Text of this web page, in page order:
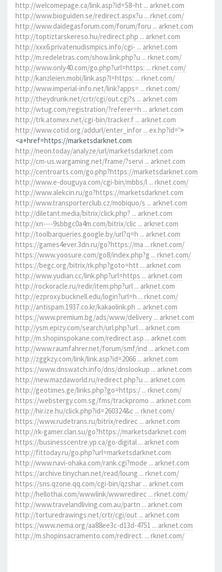
http://welcomepage.ca/link.asp?id=58~ht ... arknet.com
http://www.bioguiden.se/redirect.aspx?u ... rknet.com/
http://www.daidegasforum.com/forum/foru ... arknet.com
http://toptiztarskereso.hu/redirect.php ... arknet.com
http://xxx6.privatenudismpics.info/cgi- ... arknet.com
http://m.redeletras.com/show.link.php?u ... rknet.com/
http://www.only40.com/go.php?url=https: ... rknet.com/
http://kanzleien.mobi/link.asp?l=https: ... rknet.com/
http://www.imperial-info.net/link?apps= ... rknet.com/
http://theydrunk.net/crtr/cgi/out.cgi?s ... arknet.com
http://wtug.com/registration/?referer=h ... arknet.com
http://trk.atomex.net/cgi-bin/tracker.f ... arknet.com
http://www.cotid.org/addurl/enter_infor ... ex.hp?id='>
<a+href=https://marketsdarknet.com
http://neon.today/analyze/url/marketsdarknet.com
http://cm-us.wargaming.net/frame/?servi ... arknet.com
http://centroarts.com/go.php?https://marketsdarknet.com
http://www.e-douguya.com/cgi-bin/mbbs/l ... rknet.com/
http://www.alekcin.ru/go?https://marketsdarknet.com
http://www.transporterclub.cz/mobiquo/s ... arknet.com
http://diletant.media/bitrix/click.php? ... arknet.com
http://xn----9sbbgc0a4m.com/bitrix/clic ... arknet.com
http://toolbarqueries.google.by/url?q=h ... arknet.com
https://games4ever.3dn.ru/go?https://ma ... rknet.com/
https://www.yoosure.com/go8/index.php?g ... rknet.com/
https://begc.org/bitrix/rk.php?goto=htt ... arknet.com
http://www.yudian.cc/link.php?url=https ... arknet.com
http://rockoracle.ru/redir/item.php?url ... arknet.com
http://ezproxy.bucknell.edu/login?url=h ... rknet.com/
http://antispam.1937.co.kr/kakaolink.ph ... arknet.com
https://www.premium.bg/ads/www/delivery ... arknet.com
http://ysm.epizy.com/search/url.php?url ... arknet.com
http://m.shopinspokane.com/redirect.asp ... arknet.com
http://www.raumfahrer.net/forum/smf/ind ... arknet.com
http://zggkzy.com/link/link.asp?id=2066 ... arknet.com
https://www.dnswatch.info/dns/dnslookup ... arknet.com
http://new.mazdaworld.ru/redirect.php?u ... arknet.com
http://geotimes.ge/links.php?go=https:/ ... rknet.com/
https://webstergy.com.sg/fms/trackpromo ... arknet.com
http://hir.ize.hu/click.php?id=260324&c ... rknet.com/
https://www.rudetrans.ru/bitrix/redirec ... arknet.com
http://rk-gamer.clan.su/go?https://marketsdarknet.com
https://businesscentre.yp.ca/go-digital ... arknet.com
http://fittoday.ru/go.php?url=marketsdarknet.com
http://www.navi-ohaka.com/rank.cgi?mode ... arknet.com
https://archive.tinychan.net/read/loung ... rknet.com/
https://sns.qzone.qq.com/cgi-bin/qzshar ... arknet.com
http://hellothai.com/wwwlink/wwwredirec ... rknet.com/
http://www.travelandliving.com.au/partn ... arknet.com
http://torturedrawings.net/crtr/cgi/out ... arknet.com
https://www.nema.org/aa88ee3c-d13d-4751 ... arknet.com
http://m.shopinsacramento.com/redirect. ... rknet.com/